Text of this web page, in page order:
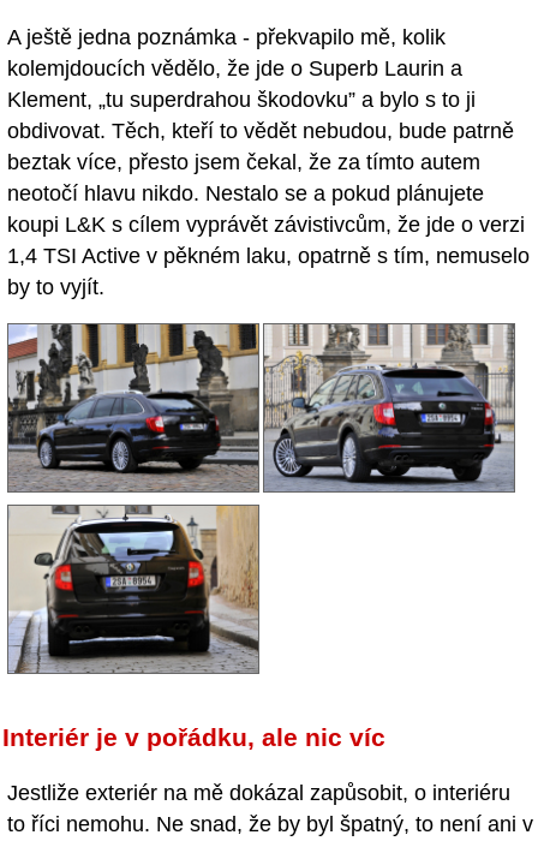
A ještě jedna poznámka - překvapilo mě, kolik
kolemjdoucích vědělo, že jde o Superb Laurin a
Klement, „tu superdrahou škodovku” a bylo s to ji
obdivovat. Těch, kteří to vědět nebudou, bude patrně
beztak více, přesto jsem čekal, že za tímto autem
neotočí hlavu nikdo. Nestalo se a pokud plánujete
koupi L&K s cílem vyprávět závistivcům, že jde o verzi
1,4 TSI Active v pěkném laku, opatrně s tím, nemuselo
by to vyjít.
Interiér je v pořádku, ale nic víc
Jestliže exteriér na mě dokázal zapůsobit, o interiéru
to říci nemohu. Ne snad, že by byl špatný, to není ani v